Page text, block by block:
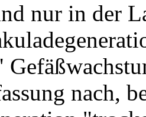
nur in der
nach,